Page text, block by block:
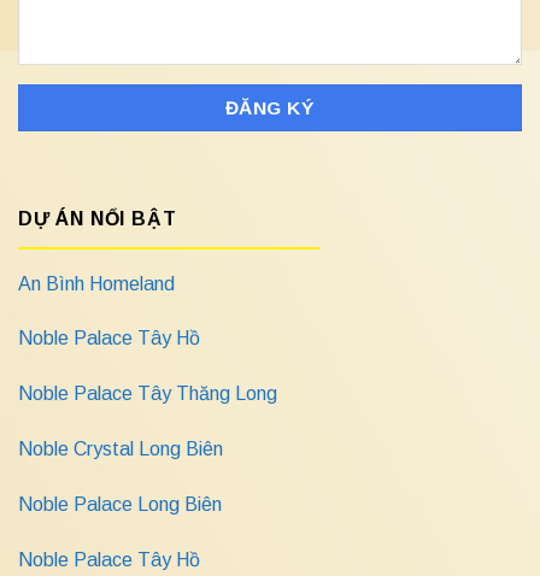
DỰ ÁN NỔI BẬT
An Bình Homeland
Noble Palace Tây Hồ
Noble Palace Tây Thăng Long
Noble Crystal Long Biên
Noble Palace Long Biên
Noble Palace Tây Hồ